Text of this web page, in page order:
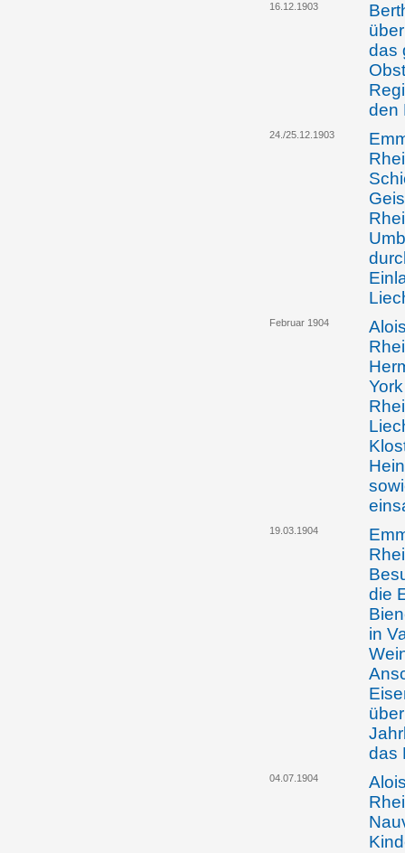
16.12.1903
das
den
24./25.12.1903
Februar 1904
19.03.1904
die
in
das
04.07.1904